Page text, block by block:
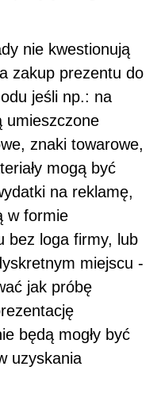
nie kwestionują
zakup prezentu do
jeśli np.: na
umieszczone
znaki towarowe,
mogą być
na reklamę,
w formie
bez loga firmy, lub
miejscu -
jak próbę
będą mogły być
uzyskania